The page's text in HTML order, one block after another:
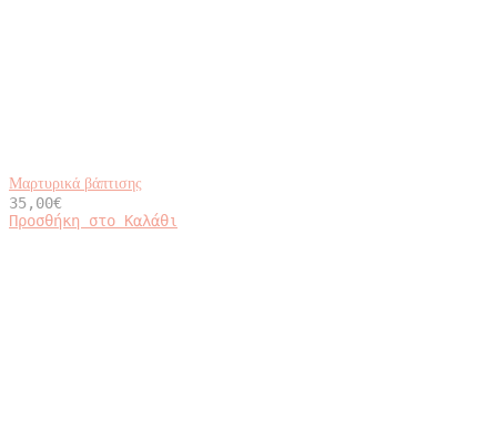
Μαρτυρικά βάπτισης
35,00€
Προσθήκη στο Καλάθι